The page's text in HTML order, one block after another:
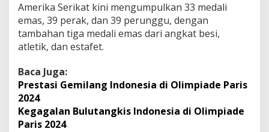
Amerika Serikat kini mengumpulkan 33 medali
emas, 39 perak, dan 39 perunggu, dengan
tambahan tiga medali emas dari angkat besi,
atletik, dan estafet.
Baca Juga:
Prestasi Gemilang Indonesia di Olimpiade Paris
2024
Kegagalan Bulutangkis Indonesia di Olimpiade
Paris 2024